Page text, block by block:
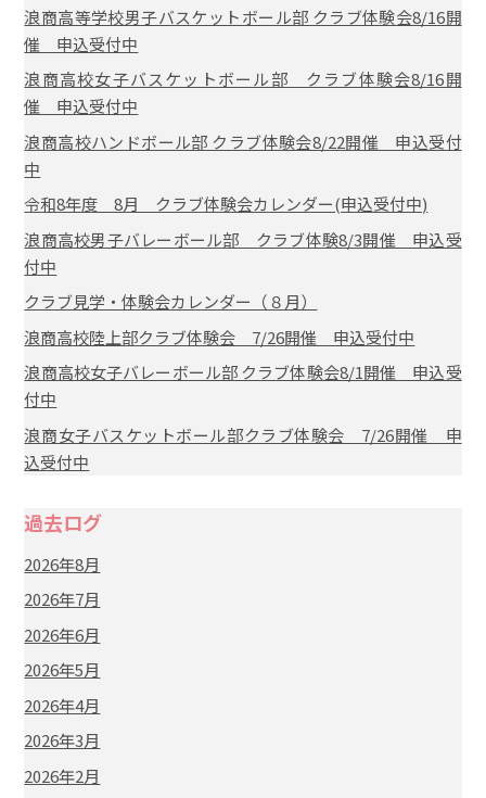
浪商高等学校男子バスケットボール部 クラブ体験会8/16開
催 申込受付中
浪商高校女子バスケットボール部 クラブ体験会8/16開
催 申込受付中
浪商高校ハンドボール部 クラブ体験会8/22開催 申込受付
中
令和8年度 8月 クラブ体験会カレンダー(申込受付中)
浪商高校男子バレーボール部 クラブ体験8/3開催 申込受
付中
クラブ見学・体験会カレンダー（８月）
浪商高校陸上部クラブ体験会 7/26開催 申込受付中
浪商高校女子バレーボール部 クラブ体験会8/1開催 申込受
付中
浪商女子バスケットボール部クラブ体験会 7/26開催 申
込受付中
過去ログ
2026年8月
2026年7月
2026年6月
2026年5月
2026年4月
2026年3月
2026年2月